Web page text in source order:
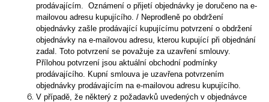
prodávajícím. Oznámení o přijetí objednávky je doručeno na e-
mailovou adresu kupujícího. / Neprodleně po obdržení
objednávky zašle prodávající kupujícímu potvrzení o obdržení
objednávky na e-mailovou adresu, kterou kupující při objednání
zadal. Toto potvrzení se považuje za uzavření smlouvy.
Přílohou potvrzení jsou aktuální obchodní podmínky
prodávajícího. Kupní smlouva je uzavřena potvrzením
objednávky prodávajícím na e-mailovou adresu kupujícího.
V případě, že některý z požadavků uvedených v objednávce